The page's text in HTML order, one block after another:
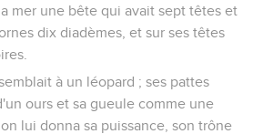
mer une bête qui avait sept têtes et
dix diadèmes, et sur ses têtes
à un léopard ; ses pattes
ours et sa gueule comme une
lui donna sa puissance, son trône